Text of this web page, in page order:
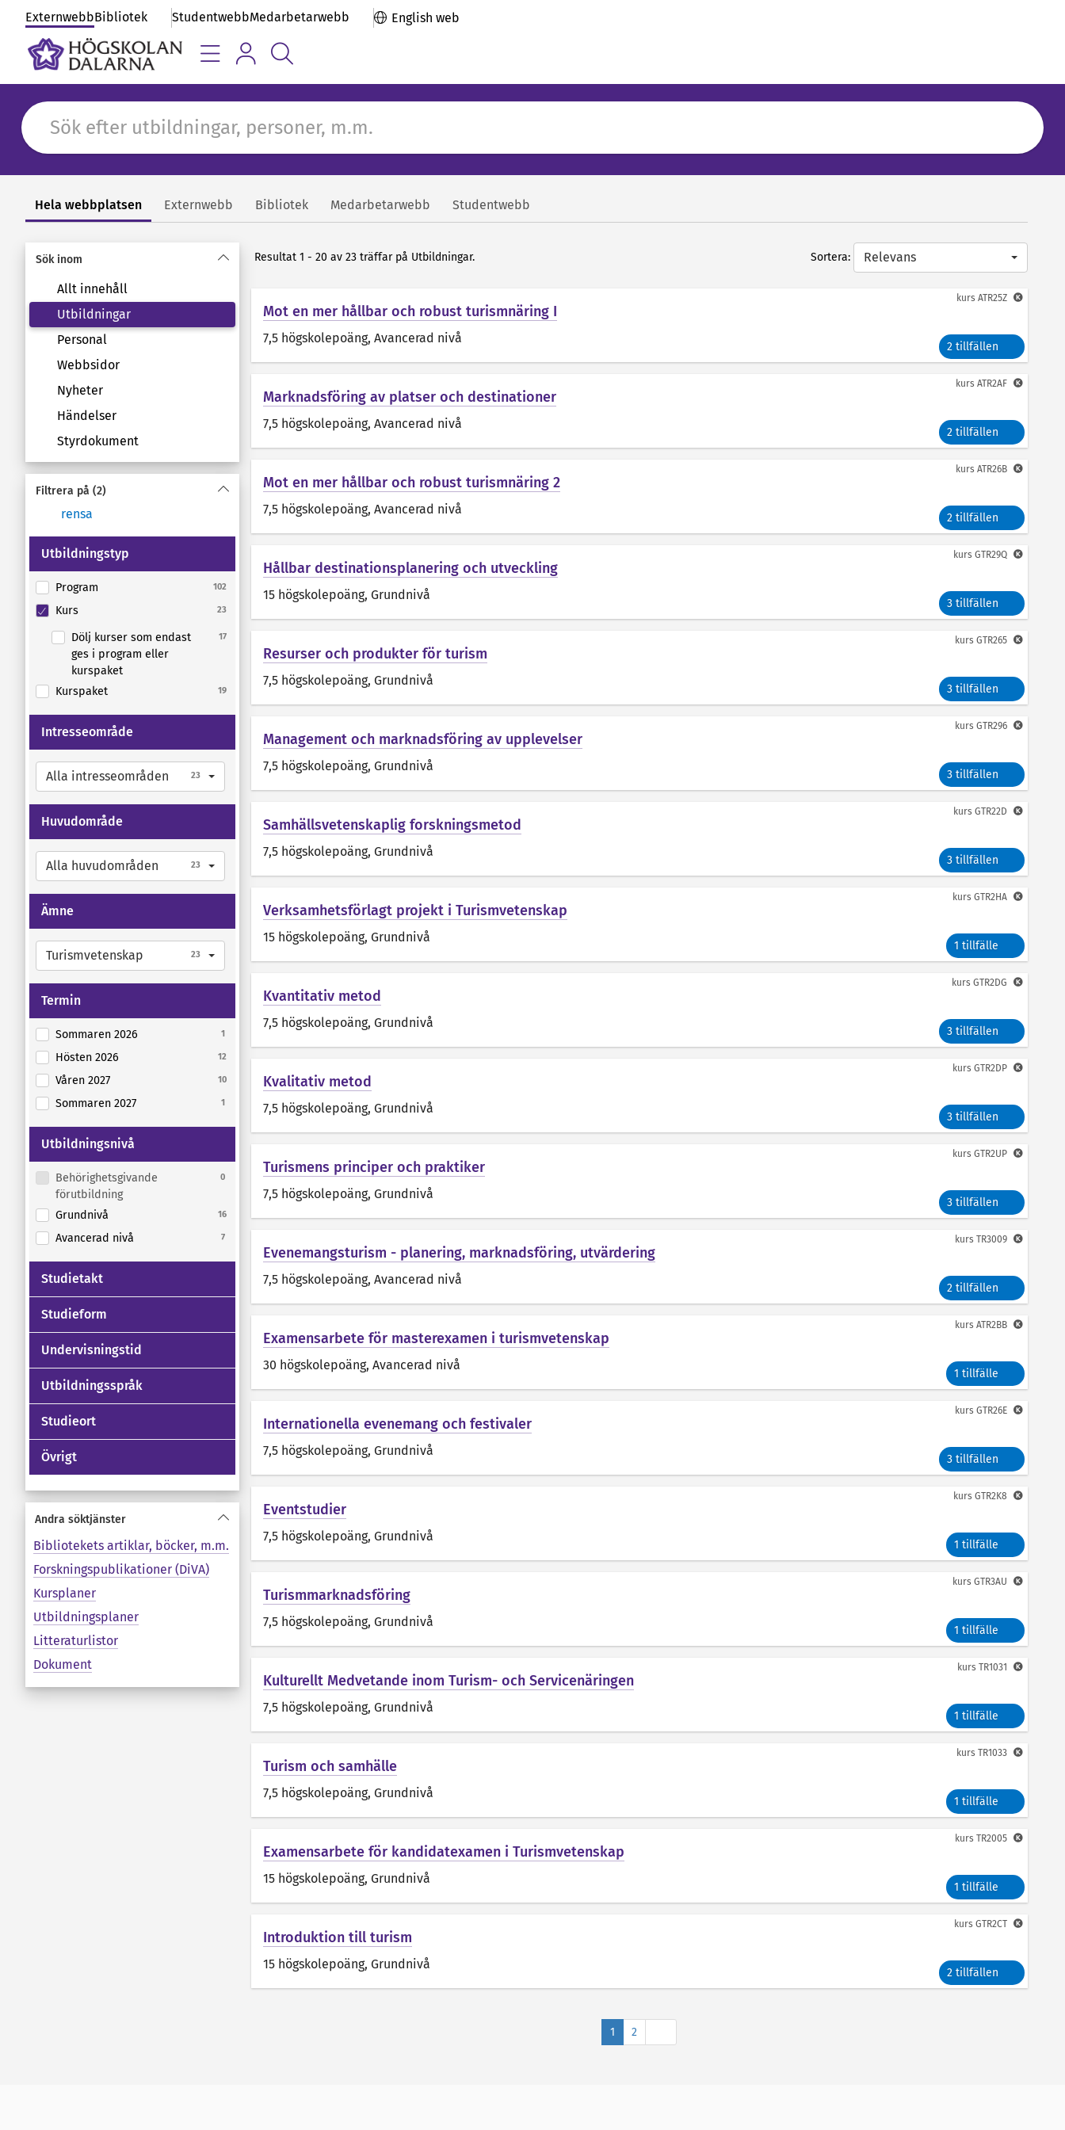
ExternwebbBibliotek StudentwebbMedarbetarwebb English web
Hela webbplatsen Externwebb Bibliotek Medarbetarwebb Studentwebb
Sök inom
Allt innehåll
Utbildningar
Personal
Webbsidor
Nyheter
Händelser
Styrdokument
Filtrera på (2)
rensa
Utbildningstyp
Program 102
Kurs 23
Dölj kurser som endast
ges i program eller
kurspaket
17
Kurspaket 19
Intresseområde
Alla intresseområden 23
Huvudområde
Alla huvudområden 23
Ämne
Turismvetenskap 23
Termin
Sommaren 2026 1
Hösten 2026 12
Våren 2027 10
Sommaren 2027 1
Utbildningsnivå
Behörighetsgivande
förutbildning
0
Grundnivå 16
Avancerad nivå 7
Studietakt
Studieform
Undervisningstid
Utbildningsspråk
Studieort
Övrigt
Andra söktjänster
Bibliotekets artiklar, böcker, m.m.
Forskningspublikationer (DiVA)
Kursplaner
Utbildningsplaner
Litteraturlistor
Dokument
Resultat 1 - 20 av 23 träffar på Utbildningar. Sortera: Relevans
Mot en mer hållbar och robust turismnäring I
7,5 högskolepoäng, Avancerad nivå
2 tillfällen
kurs ATR25Z
Marknadsföring av platser och destinationer
7,5 högskolepoäng, Avancerad nivå
2 tillfällen
kurs ATR2AF
Mot en mer hållbar och robust turismnäring 2
7,5 högskolepoäng, Avancerad nivå
2 tillfällen
kurs ATR26B
Hållbar destinationsplanering och utveckling
15 högskolepoäng, Grundnivå
3 tillfällen
kurs GTR29Q
Resurser och produkter för turism
7,5 högskolepoäng, Grundnivå
3 tillfällen
kurs GTR265
Management och marknadsföring av upplevelser
7,5 högskolepoäng, Grundnivå
3 tillfällen
kurs GTR296
Samhällsvetenskaplig forskningsmetod
7,5 högskolepoäng, Grundnivå
3 tillfällen
kurs GTR22D
Verksamhetsförlagt projekt i Turismvetenskap
15 högskolepoäng, Grundnivå
1 tillfälle
kurs GTR2HA
Kvantitativ metod
7,5 högskolepoäng, Grundnivå
3 tillfällen
kurs GTR2DG
Kvalitativ metod
7,5 högskolepoäng, Grundnivå
3 tillfällen
kurs GTR2DP
Turismens principer och praktiker
7,5 högskolepoäng, Grundnivå
3 tillfällen
kurs GTR2UP
Evenemangsturism - planering, marknadsföring, utvärdering
7,5 högskolepoäng, Avancerad nivå
2 tillfällen
kurs TR3009
Examensarbete för masterexamen i turismvetenskap
30 högskolepoäng, Avancerad nivå
1 tillfälle
kurs ATR2BB
Internationella evenemang och festivaler
7,5 högskolepoäng, Grundnivå
3 tillfällen
kurs GTR26E
Eventstudier
7,5 högskolepoäng, Grundnivå
1 tillfälle
kurs GTR2K8
Turismmarknadsföring
7,5 högskolepoäng, Grundnivå
1 tillfälle
kurs GTR3AU
Kulturellt Medvetande inom Turism- och Servicenäringen
7,5 högskolepoäng, Grundnivå
1 tillfälle
kurs TR1031
Turism och samhälle
7,5 högskolepoäng, Grundnivå
1 tillfälle
kurs TR1033
Examensarbete för kandidatexamen i Turismvetenskap
15 högskolepoäng, Grundnivå
1 tillfälle
kurs TR2005
Introduktion till turism
15 högskolepoäng, Grundnivå
2 tillfällen
kurs GTR2CT
1 2